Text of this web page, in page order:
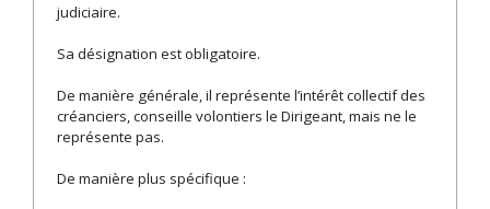
judiciaire.
Sa désignation est obligatoire.
De manière générale, il représente l’intérêt collectif des
créanciers, conseille volontiers le Dirigeant, mais ne le
représente pas.
De manière plus spécifique :